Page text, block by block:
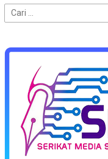
Cari
untuk: